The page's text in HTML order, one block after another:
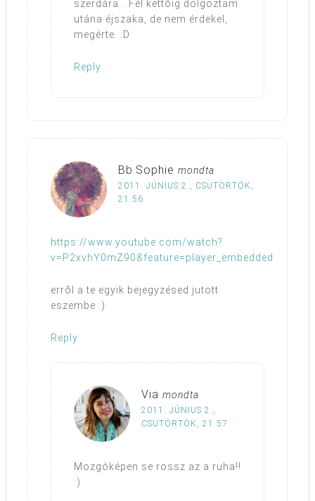
szerdára… Fél kettőig dolgoztam
utána éjszaka, de nem érdekel,
megérte. :D
Reply
Bb.Sophie mondta
2011. JÚNIUS 2., CSÜTÖRTÖK,
21:56
https://www.youtube.com/watch?
v=P2xvhY0mZ90&feature=player_embedded
erről a te egyik bejegyzésed jutott
eszembe :)
Reply
Via mondta
2011. JÚNIUS 2.,
CSÜTÖRTÖK, 21:57
Mozgóképen se rossz az a ruha!!
:)